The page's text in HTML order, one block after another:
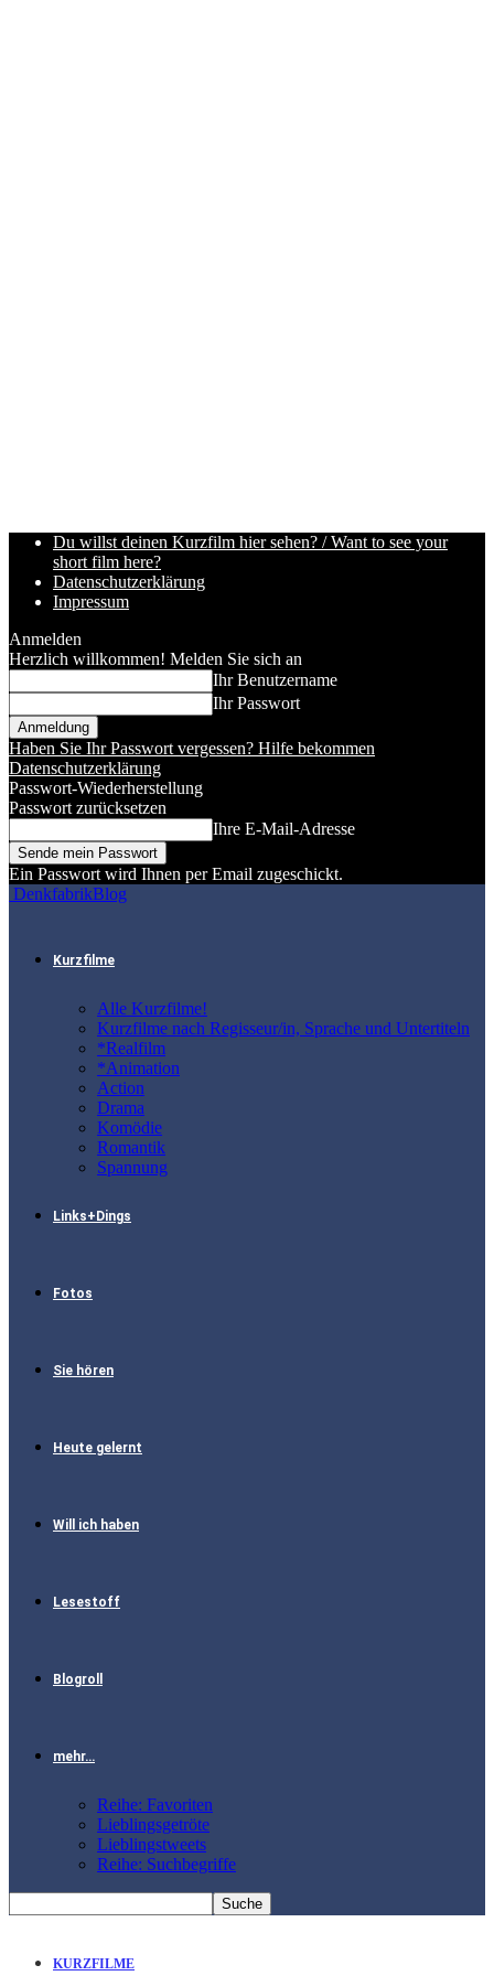
Du willst deinen Kurzfilm hier sehen? / Want to see your
short film here?
Datenschutzerklärung
Impressum
Anmelden
Herzlich willkommen! Melden Sie sich an
Ihr Benutzername
Ihr Passwort
Haben Sie Ihr Passwort vergessen? Hilfe bekommen
Datenschutzerklärung
Passwort-Wiederherstellung
Passwort zurücksetzen
Ihre E-Mail-Adresse
Ein Passwort wird Ihnen per Email zugeschickt.
DenkfabrikBlog
Kurzfilme
Alle Kurzfilme!
Kurzfilme nach Regisseur/in, Sprache und Untertiteln
*Realfilm
*Animation
Action
Drama
Komödie
Romantik
Spannung
Links+Dings
Fotos
Sie hören
Heute gelernt
Will ich haben
Lesestoff
Blogroll
mehr…
Reihe: Favoriten
Lieblingsgetröte
Lieblingstweets
Reihe: Suchbegriffe
KURZFILME